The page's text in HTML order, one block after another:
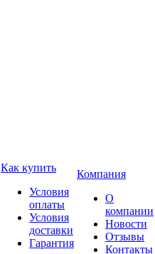
Как купить
Условия
оплаты
Условия
доставки
Гарантия
Компания
О
компании
Новости
Отзывы
Контакты